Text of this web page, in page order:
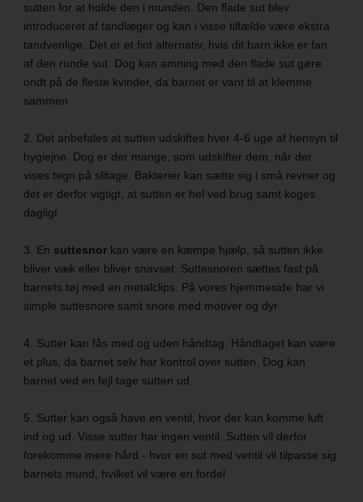
sutten for at holde den i munden. Den flade sut blev
introduceret af tandlæger og kan i visse tilfælde være ekstra
tandvenlige. Det er et fint alternativ, hvis dit barn ikke er fan
af den runde sut. Dog kan amning med den flade sut gøre
ondt på de fleste kvinder, da barnet er vant til at klemme
sammen
2. Det anbefales at sutten udskiftes hver 4-6 uge af hensyn til
hygiejne. Dog er der mange, som udskifter dem, når der
vises tegn på slitage. Bakterier kan sætte sig i små revner og
det er derfor vigtigt, at sutten er hel ved brug samt koges
dagligt
3. En suttesnorkan være en kæmpe hjælp, så sutten ikke
bliver væk eller bliver snavset. Suttesnoren sættes fast på
barnets tøj med en metalclips. På vores hjemmeside har vi
simple suttesnore samt snore med motiver og dyr
4. Sutter kan fås med og uden håndtag. Håndtaget kan være
et plus, da barnet selv har kontrol over sutten. Dog kan
barnet ved en fejl tage sutten ud
5. Sutter kan også have en ventil, hvor der kan komme luft
ind og ud. Visse sutter har ingen ventil. Sutten vil derfor
forekomme mere hård - hvor en sut med ventil vil tilpasse sig
barnets mund, hvilket vil være en fordel